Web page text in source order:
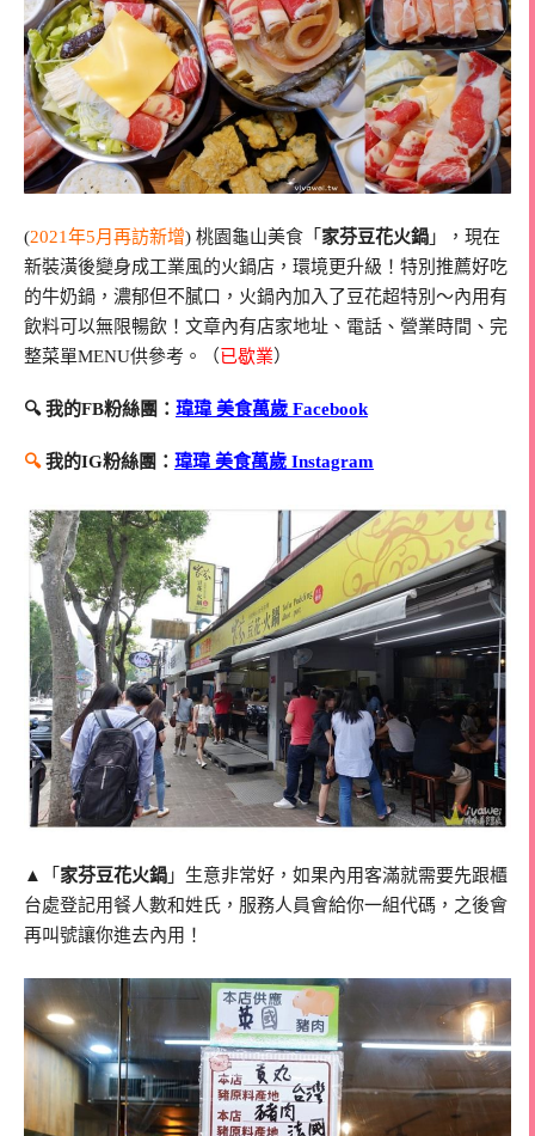
(2021年5月再訪新增) 桃園龜山美食「 家芬豆花火鍋 」，現在
新裝潢後變身成工業風的火鍋店，環境更升級！特別推薦好吃
的牛奶鍋，濃郁但不膩口，火鍋內加入了豆花超特別～內用有
飲料可以無限暢飲！文章內有店家地址、電話、營業時間、完
整菜單MENU供參考。（ 已歇業）
🔍 我的FB粉絲團： 瑋瑋 美食萬歲 Facebook
🔍我的IG粉絲團： 瑋瑋 美食萬歲 Instagram
▲「 家芬豆花火鍋 」生意非常好，如果內用客滿就需要先跟櫃
台處登記用餐人數和姓氏，服務人員會給你一組代碼，之後會
再叫號讓你進去內用！